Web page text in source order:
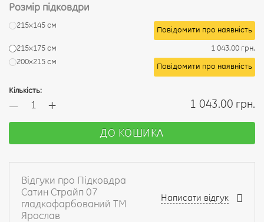
Розмір підковдри
215х145 см
Повідомити про наявність
215х175 см
1 043.00 грн.
200х215 см
Повідомити про наявність
Кількість:
— + 1 043.00 грн.
ДО КОШИКА
Відгуки про Підковдра
Сатин Страйп 07
гладкофарбований ТМ
Ярослав
Написати відгук